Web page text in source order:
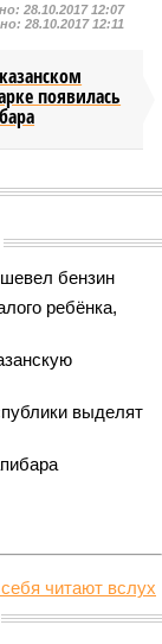
28.10.2017 12:07
28.10.2017 12:11
появилась
улиток в Китай
shedevrum.ai)
канал сбыта для